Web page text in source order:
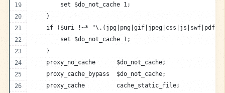
        set $do_not_cache 1;
    }
if ($uri !~*
        set $do_not_cache 1;
    }
    proxy_no_cache      $do_not_cache;
    proxy_cache_bypass  $do_not_cache;
    proxy_cache         cache_static_file;